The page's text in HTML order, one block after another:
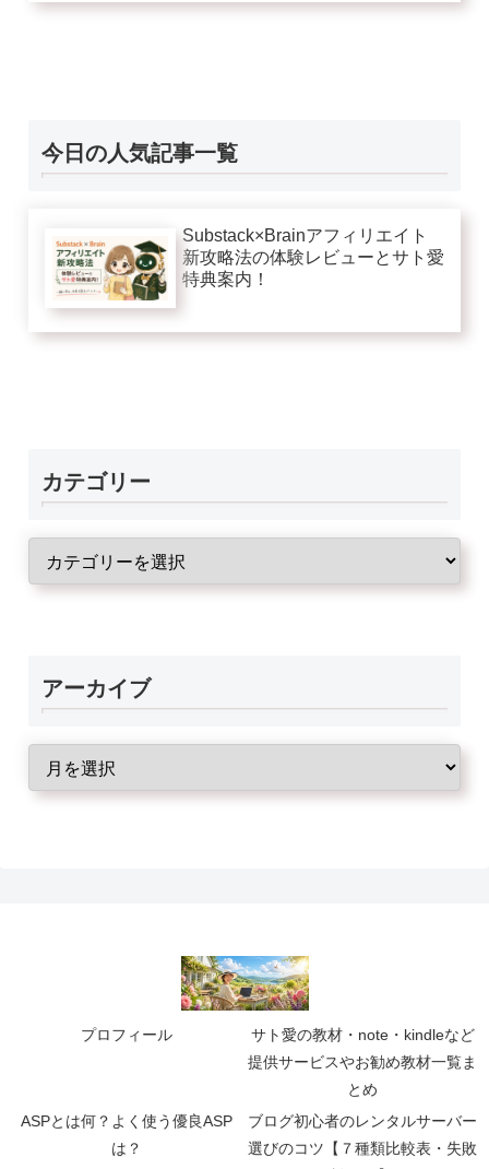
今日の人気記事一覧
Substack×Brainアフィリエイト
新攻略法の体験レビューとサト愛
特典案内！
カテゴリー
アーカイブ
プロフィール
サト愛の教材・note・kindleなど
提供サービスやお勧め教材一覧ま
とめ
ASPとは何？よく使う優良ASP
は？
ブログ初心者のレンタルサーバー
選びのコツ【７種類比較表・失敗